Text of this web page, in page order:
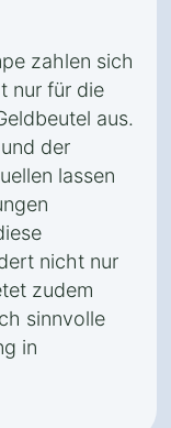
zahlen sich
nur für die
aus.
der
lassen
nicht nur
zudem
sinnvolle
in